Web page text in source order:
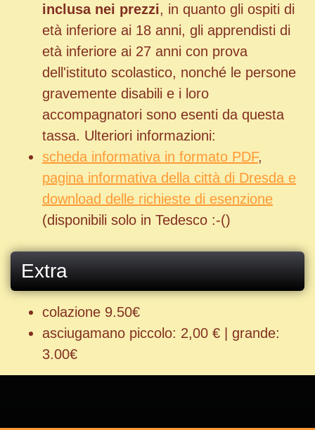
inclusa nei prezzi, in quanto gli ospiti di
età inferiore ai 18 anni, gli apprendisti di
età inferiore ai 27 anni con prova
dell'istituto scolastico, nonché le persone
gravemente disabili e i loro
accompagnatori sono esenti da questa
tassa. Ulteriori informazioni:
scheda informativa in formato PDF,
pagina informativa della città di Dresda e
download delle richieste di esenzione
(disponibili solo in Tedesco :-()
Extra
colazione 9.50€
asciugamano piccolo: 2,00 € | grande:
3.00€